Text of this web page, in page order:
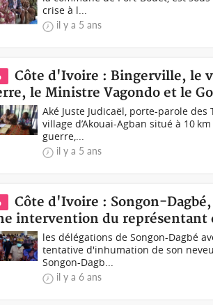
crise à l...
il y a 5 ans
Côte d'Ivoire : Bingerville, le
le Ministre Vagondo et le
Aké Juste Judicaël, porte-parole
village d’Akouai-Agban situé à 10
guerre,...
il y a 5 ans
Côte d'Ivoire : Songon-
intervention du représentant
les délégations de Songon-Dagbé
tentative d'inhumation de son
Songon-Dagb...
il y a 6 ans